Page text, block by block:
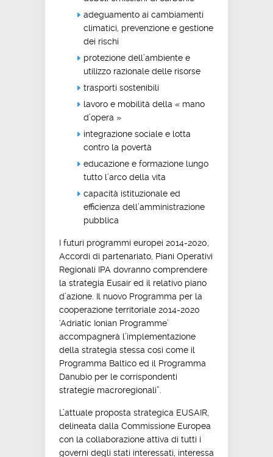
adeguamento ai cambiamenti
climatici, prevenzione e gestione
dei rischi
protezione dell’ambiente e
utilizzo razionale delle risorse
trasporti sostenibili
lavoro e mobilità della « mano
d’opera »
integrazione sociale e lotta
contro la povertà
educazione e formazione lungo
tutto l’arco della vita
capacità istituzionale ed
efficienza dell’amministrazione
pubblica
I futuri programmi europei 2014-2020,
Accordi di partenariato, Piani Operativi
Regionali IPA dovranno comprendere
la strategia Eusair ed il relativo piano
d’azione. Il nuovo Programma per la
cooperazione territoriale 2014-2020
‘Adriatic Ionian Programme’
accompagnerà l’implementazione
della strategia stessa così come il
Programma Baltico ed il Programma
Danubio per le corrispondenti
strategie macroregionali”.
L’attuale proposta strategica EUSAIR,
delineata dalla Commissione Europea
con la collaborazione attiva di tutti i
governi degli stati interessati, interessa